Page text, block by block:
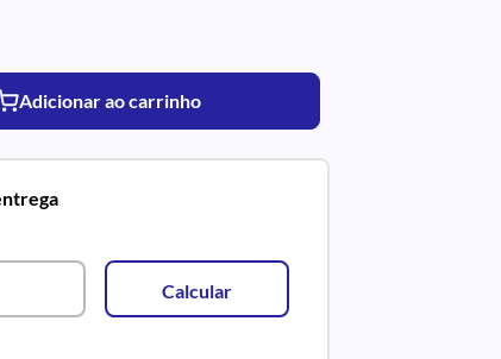
Adicionar ao carrinho
Calcular